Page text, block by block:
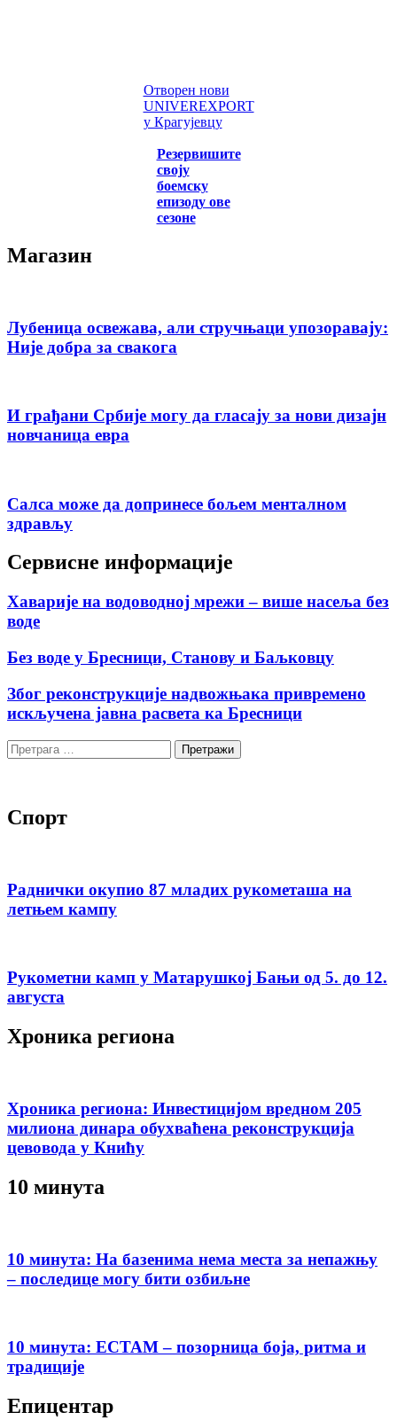
Отворен нови
UNIVEREXPORT
у Крагујевцу
Резервишите
своју
боемску
епизоду ове
сезоне
Магазин
Лубеница освежава, али стручњаци упозоравају:
Није добра за свакога
И грађани Србије могу да гласају за нови дизајн
новчаница евра
Салса може да допринесе бољем менталном
здрављу
Сервисне информације
Хаварије на водоводној мрежи – више насеља без
воде
Без воде у Бресници, Станову и Баљковцу
Због реконструкције надвожњака привремено
искључена јавна расвета ка Бресници
Претрага
за:
Спорт
Раднички окупио 87 младих рукометаша на
летњем кампу
Рукометни камп у Матарушкој Бањи од 5. до 12.
августа
Хроника региона
Хроника региона: Инвестицијом вредном 205
милиона динара обухваћена реконструкција
цевовода у Книћу
10 минута
10 минута: На базенима нема места за непажњу
– последице могу бити озбиљне
10 минута: ЕСТАМ – позорница боја, ритма и
традиције
Епицентар